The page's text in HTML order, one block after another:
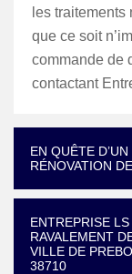
les
que ce soit
commande de
contactant
EN QUÊTE
RÉNOVATION
ENTREPRISE
RAVALEMENT
VILLE DE
38710